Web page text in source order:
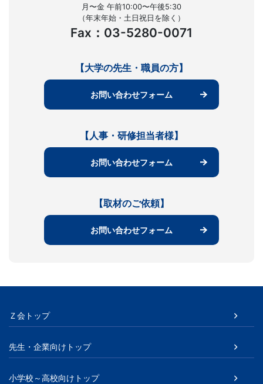
月〜金 午前10:00〜午後5:30
（年末年始・土日祝日を除く）
Fax：03-5280-0071
【大学の先生・職員の方】
お問い合わせフォーム
【人事・研修担当者様】
お問い合わせフォーム
【取材のご依頼】
お問い合わせフォーム
Ｚ会トップ
先生・企業向けトップ
小学校～高校向けトップ